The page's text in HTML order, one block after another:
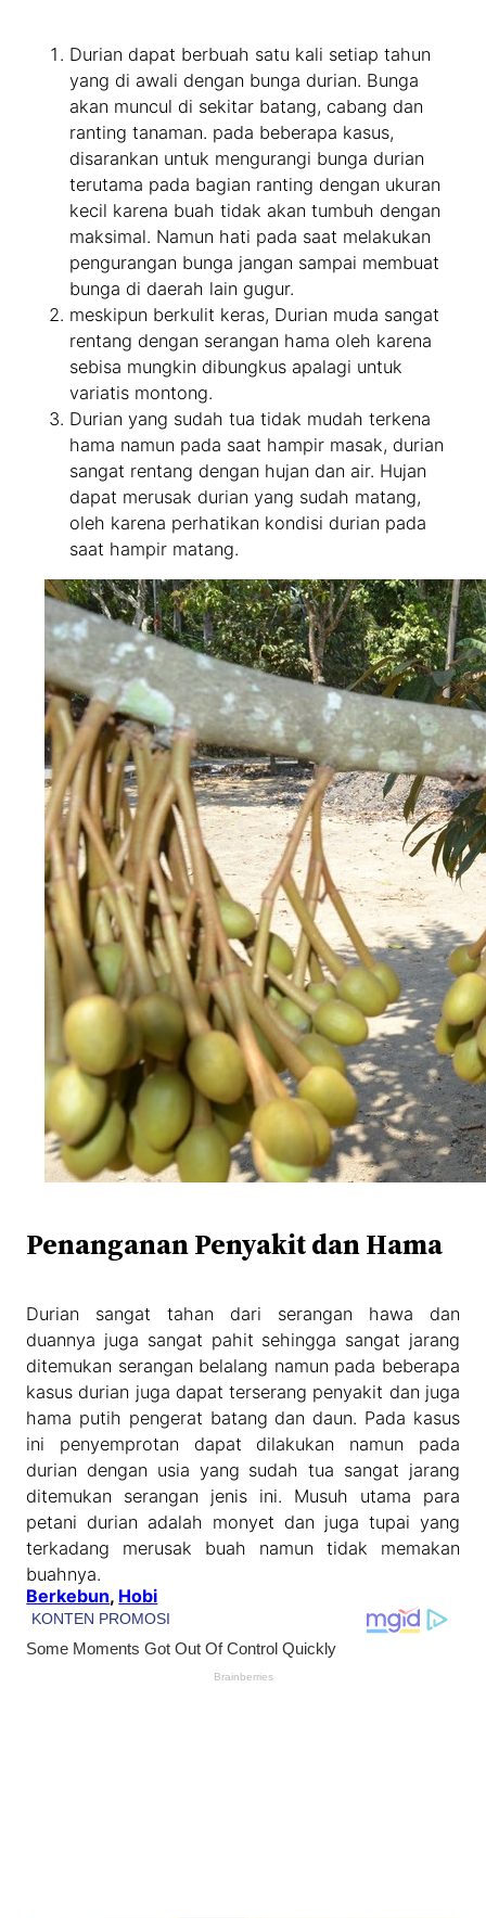
Durian dapat berbuah satu kali setiap tahun
yang di awali dengan bunga durian. Bunga
akan muncul di sekitar batang, cabang dan
ranting tanaman. pada beberapa kasus,
disarankan untuk mengurangi bunga durian
terutama pada bagian ranting dengan ukuran
kecil karena buah tidak akan tumbuh dengan
maksimal. Namun hati pada saat melakukan
pengurangan bunga jangan sampai membuat
bunga di daerah lain gugur.
meskipun berkulit keras, Durian muda sangat
rentang dengan serangan hama oleh karena
sebisa mungkin dibungkus apalagi untuk
variatis montong.
Durian yang sudah tua tidak mudah terkena
hama namun pada saat hampir masak, durian
sangat rentang dengan hujan dan air. Hujan
dapat merusak durian yang sudah matang,
oleh karena perhatikan kondisi durian pada
saat hampir matang.
Penanganan Penyakit dan Hama
Durian sangat tahan dari serangan hawa dan
duannya juga sangat pahit sehingga sangat jarang
ditemukan serangan belalang namun pada beberapa
kasus durian juga dapat terserang penyakit dan juga
hama putih pengerat batang dan daun. Pada kasus
ini penyemprotan dapat dilakukan namun pada
durian dengan usia yang sudah tua sangat jarang
ditemukan serangan jenis ini. Musuh utama para
petani durian adalah monyet dan juga tupai yang
terkadang merusak buah namun tidak memakan
buahnya.
Berkebun, Hobi